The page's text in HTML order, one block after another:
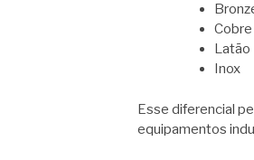
Cobre
Latão
Inox
Esse diferencial
equipamentos